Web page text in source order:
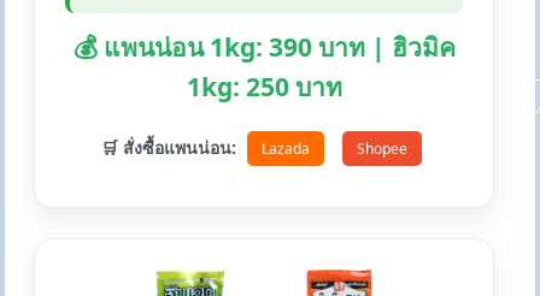
💰 แพนน่อน 1kg: 390 บาท | ฮิวมิค
1kg: 250 บาท
🛒 สั่งซื้อแพนน่อน: Lazada Shopee